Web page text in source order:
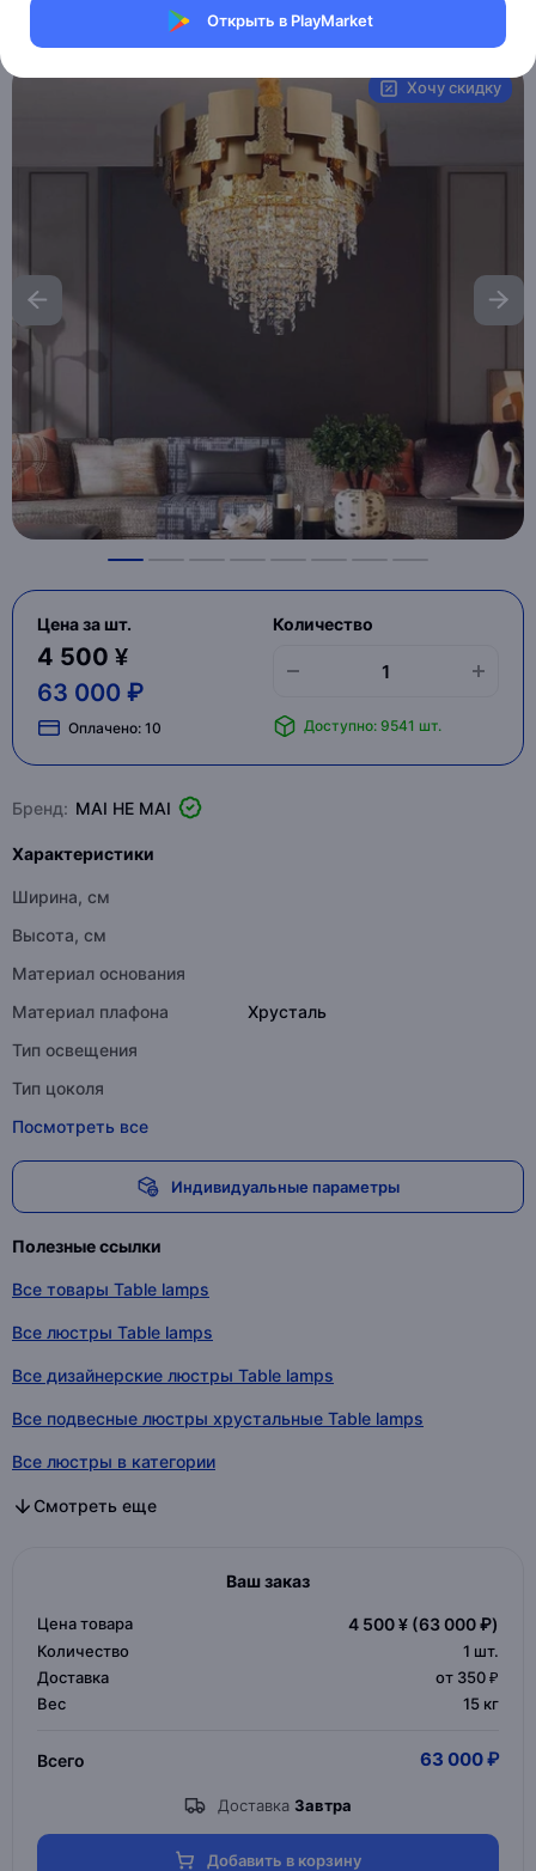
Открыть в PlayMarket
MXM6675733591
Хочу скидку
Цена за шт.
4 500 ¥
63 000 ₽
Оплачено: 10
Количество
Доступно: 9541 шт.
Бренд: MAI HE MAI
Характеристики
Ширина, см
Высота, см
Материал основания
Материал плафона
Хрусталь
Тип освещения
Тип цоколя
Посмотреть все
Индивидуальные параметры
Полезные ссылки
Все товары Table lamps
Все люстры Table lamps
Все дизайнерские люстры Table lamps
Все подвесные люстры хрустальные Table lamps
Все люстры в категории
Все дизайнерские люстры в категории
Все подвесные люстры хрустальные в категории
Смотреть еще
Ваш заказ
Цена товара 4 500 ¥ (63 000 ₽)
Количество 1 шт.
Доставка
от 350 ₽
Вес
15 кг
Всего 63 000 ₽
Доставка Завтра
Добавить в корзину